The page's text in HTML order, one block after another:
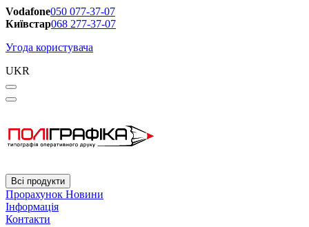
Vodafone050 077-37-07
Київстар068 277-37-07
Угода користувача
UKR
Всі продукти
Прорахунок Новини
Інформація
Контакти